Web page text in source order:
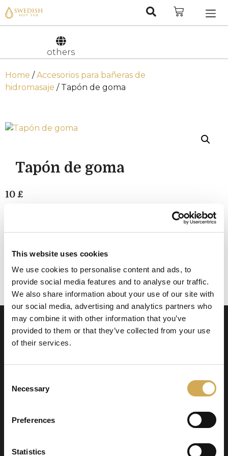
This website uses cookies
We use cookies to personalise content and ads, to
provide social media features and to analyse our traffic.
We also share information about your use of our site with
our social media, advertising and analytics partners who
may combine it with other information that you’ve
provided to them or that they’ve collected from your use
of their services.
Selection
Necessary
Preferences
Statistics
others
Home /Accesorios para bañeras de
hidromasaje / Tapón de goma
Tapón de goma
10 £
Add to cart
Este tapón de goma es perfecto para sellar o cerrar
conexiones de PVC de 50 mm.
Swedish Hot Tubs conçoit et fabrique des bains
à remous et des piscines de terrasse pour le
climat nordique. Nous fournissons des produits